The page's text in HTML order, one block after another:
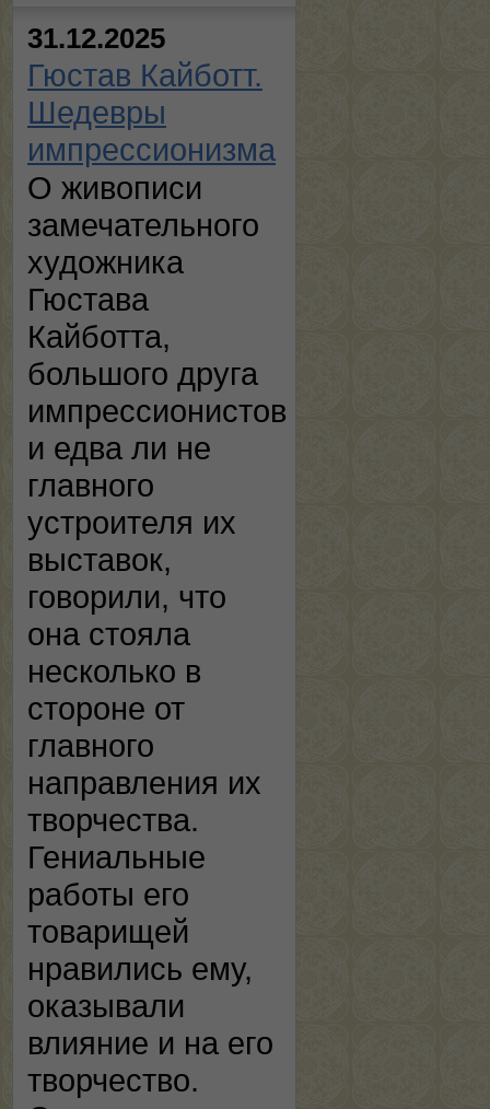
31.12.2025
Гюстав Кайботт.
Шедевры
импрессионизма
О живописи
замечательного
художника
Гюстава
Кайботта,
большого друга
импрессионистов
и едва ли не
главного
устроителя их
выставок,
говорили, что
она стояла
несколько в
стороне от
главного
направления их
творчества.
Гениальные
работы его
товарищей
нравились ему,
оказывали
влияние и на его
творчество.